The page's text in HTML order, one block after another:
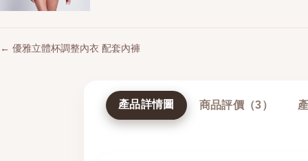
← 優雅立體杯調整內衣 配套內褲
產品詳情圖 商品評價（3）